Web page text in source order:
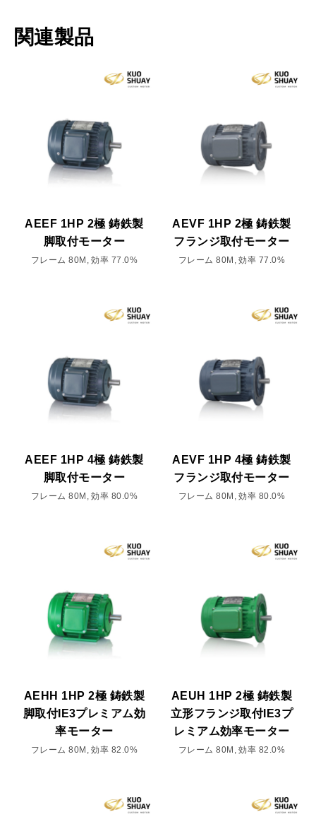
関連製品
AEEF 1HP 2極 鋳鉄製
脚取付モーター
フレーム 80M, 効率 77.0%
AEVF 1HP 2極 鋳鉄製
フランジ取付モーター
フレーム 80M, 効率 77.0%
AEEF 1HP 4極 鋳鉄製
脚取付モーター
フレーム 80M, 効率 80.0%
AEVF 1HP 4極 鋳鉄製
フランジ取付モーター
フレーム 80M, 効率 80.0%
AEHH 1HP 2極 鋳鉄製
脚取付IE3プレミアム効
率モーター
フレーム 80M, 効率 82.0%
AEUH 1HP 2極 鋳鉄製
立形フランジ取付IE3プ
レミアム効率モーター
フレーム 80M, 効率 82.0%